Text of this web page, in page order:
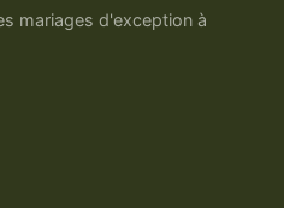
mariages d'exception à